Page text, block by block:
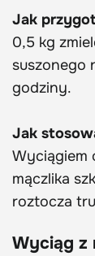
Jak
0,5 kg
suszonego
godziny.
Jak
Wyciągiem
mączlika
roztocza
Wyciąg z